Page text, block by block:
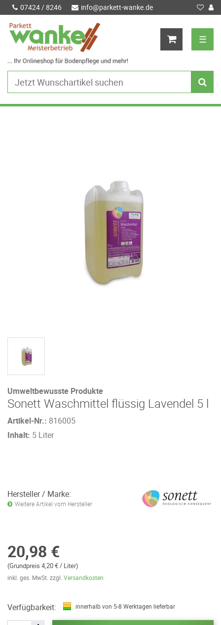
07424 / 8246 info@parkett-wanke.de
☰
Umweltbewusste Produkte
Sonett Waschmittel flüssig Lavendel 5 l
Artikel-Nr.: 816005
Inhalt: 5 Liter
Hersteller / Marke:
Weitere Artikel vom Hersteller
20,98 €
(Grundpreis 4,20 € / Liter)
inkl. ges. MwSt. zzgl. Versandkosten
Verfügbarkeit: innerhalb von 5-8 Werktagen lieferbar